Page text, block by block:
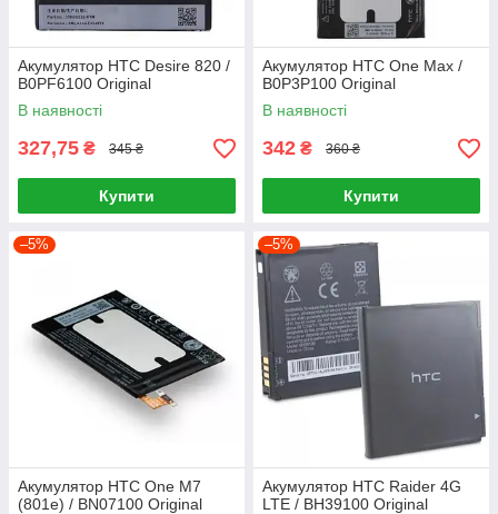
Акумулятор HTC Desire 820 /
B0PF6100 Original
В наявності
327,75 ₴ 345 ₴
Купити
Акумулятор HTC One Max /
B0P3P100 Original
В наявності
342 ₴ 360 ₴
Купити
–5%
Акумулятор HTC One M7
(801e) / BN07100 Original
–5%
Акумулятор HTC Raider 4G
LTE / BH39100 Original